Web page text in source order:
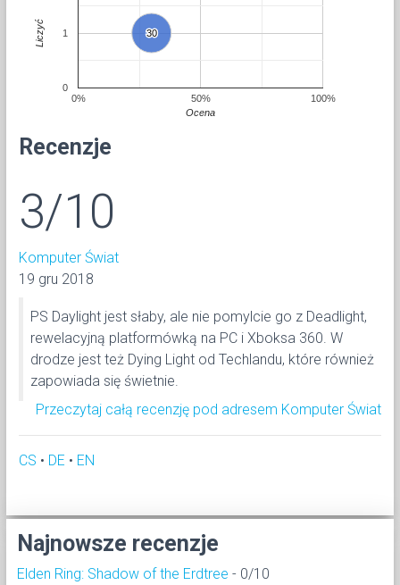
30
30
0% 50% 100%
0
1
Ocena
Liczyć
Recenzje
3/10
Komputer Świat
19 gru 2018
PS Daylight jest słaby, ale nie pomylcie go z Deadlight,
rewelacyjną platformówką na PC i Xboksa 360. W
drodze jest też Dying Light od Techlandu, które również
zapowiada się świetnie.
Przeczytaj całą recenzję pod adresem Komputer Świat
CS • DE • EN
Najnowsze recenzje
Elden Ring: Shadow of the Erdtree - 0/10